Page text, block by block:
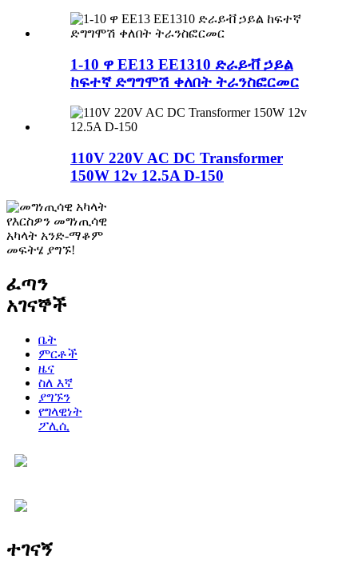
1-10 ዋ EE13 EE1310 ድራይቭ ኃይል
ከፍተኛ ድግግሞሽ ቀለበት ትራንስፎርመር
110V 220V AC DC Transformer
150W 12v 12.5A D-150
የእርስዎን መግነጢሳዊ
አካላት አንድ-ማቆም
መፍትሄ ያግኙ!
ፈጣን
አገናኞች
ቤት
ምርቶች
ዜና
ስለ እኛ
ያግኙን
የግላዊነት
ፖሊሲ
ተገናኝ